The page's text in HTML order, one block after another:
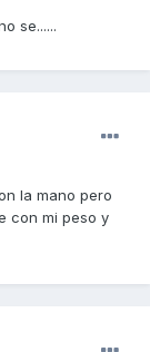
se......
la mano pero
con mi peso y